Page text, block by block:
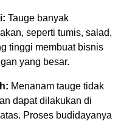
Tauge banyak
seperti tumis, salad,
tinggi membuat bisnis
yang besar.
Menanam tauge tidak
dapat dilakukan di
Proses budidayanya